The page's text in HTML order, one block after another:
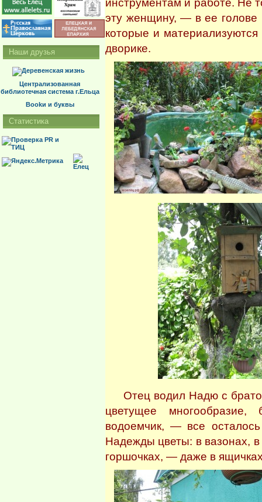
инструментам и работе. Не
эту женщину, — в ее голове
которые и
дворике.
Отец водил Надю с братом
цветущее
водоемчик, — все
Надежды цветы: в вазонах,
горшочках, — даже в
Наши друзья
Централизованная
библиотечная система г.Ельца
Bookи и буквы
Статистика